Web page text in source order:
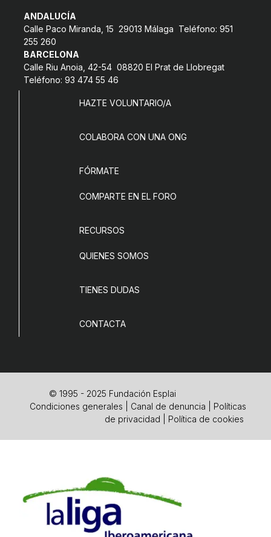
ANDALUCÍA
Calle Paco Miranda, 15 29013 Málaga Teléfono: 951
255 260
BARCELONA
Calle Riu Anoia, 42-54 08820 El Prat de Llobregat
Teléfono: 93 474 55 46
HAZTE VOLUNTARIO/A
COLABORA CON UNA ONG
FÓRMATE
COMPARTE EN EL FORO
RECURSOS
QUIENES SOMOS
TIENES DUDAS
CONTACTA
© 1995 - 2025 Fundación Esplai
Condiciones generales
Canal de denuncia
Políticas
de privacidad
Política de cookies